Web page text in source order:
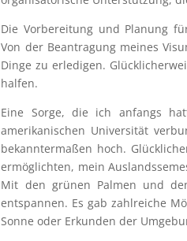
Die Vorbereitung und Planung
Von der Beantragung meines
Dinge zu erledigen.
halfen.
Eine Sorge, die ich anfangs
amerikanischen Universität
bekanntermaßen hoch.
ermöglichten, mein
Mit den grünen Palmen und
entspannen. Es gab zahlreiche
Sonne oder Erkunden der